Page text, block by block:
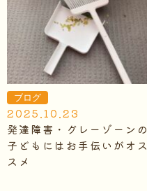
ブログ
2025.10.23
発達障害・グレーゾーンの
子どもにはお手伝いがオス
スメ